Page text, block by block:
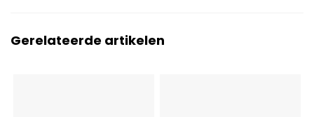
Gerelateerde artikelen